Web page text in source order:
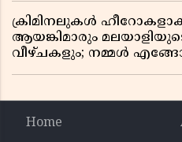
ക്രിമിനലുകൾ
ആയങ്കിമാരും
വീഴ്ചകളും; നമ്മൾ
Home